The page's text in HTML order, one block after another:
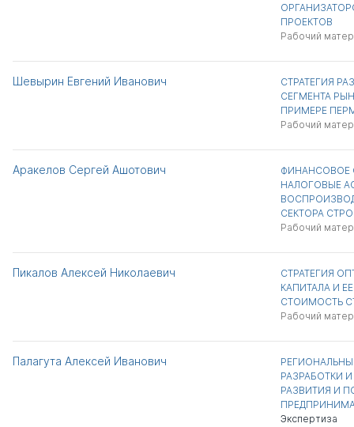
ПРОЕКТОВ
Рабочий
Шевырин Евгений Иванович
СТРАТЕГИЯ
СЕГМЕНТА
ПРИМЕРЕ
Рабочий
Аракелов Сергей Ашотович
ФИНАНСОВОЕ
НАЛОГОВЫЕ
СЕКТОРА
Рабочий
Пикалов Алексей Николаевич
СТРАТЕГИЯ
КАПИТАЛА И
СТОИМОСТЬ
Рабочий
Палагута Алексей Иванович
РАЗРАБОТКИ
РАЗВИТИЯ И
Экспертиза